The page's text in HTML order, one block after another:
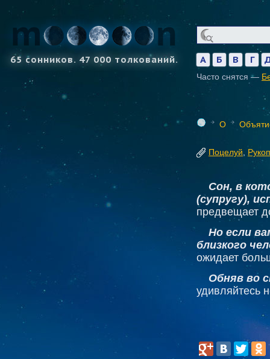
65 сонников. 47 000 толкований. А Б В Г
Часто снятся —
О
Поцелуй
Сон, в
(супругу),
предвещает
Но если
близкого
ожидает
Обняв во
удивляйтесь